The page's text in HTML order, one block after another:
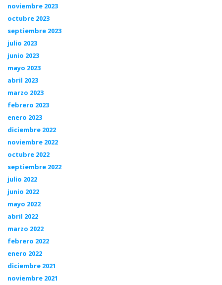
noviembre 2023
octubre 2023
septiembre 2023
julio 2023
junio 2023
mayo 2023
abril 2023
marzo 2023
febrero 2023
enero 2023
diciembre 2022
noviembre 2022
octubre 2022
septiembre 2022
julio 2022
junio 2022
mayo 2022
abril 2022
marzo 2022
febrero 2022
enero 2022
diciembre 2021
noviembre 2021